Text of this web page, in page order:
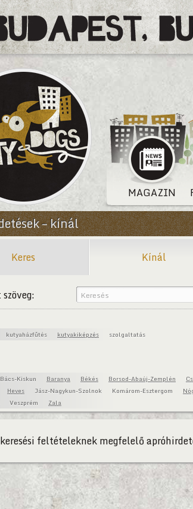
MAGAZIN
– kínál
Keres Kínál
kutyaházfűtés kutyakiképzés szolgaltatás
Bács-Kiskun Baranya Békés Borsod-Abaúj-Zemplén
Heves Jász-Nagykun-Szolnok Komárom-Esztergom
Veszprém Zala
feltételeknek megfelelő